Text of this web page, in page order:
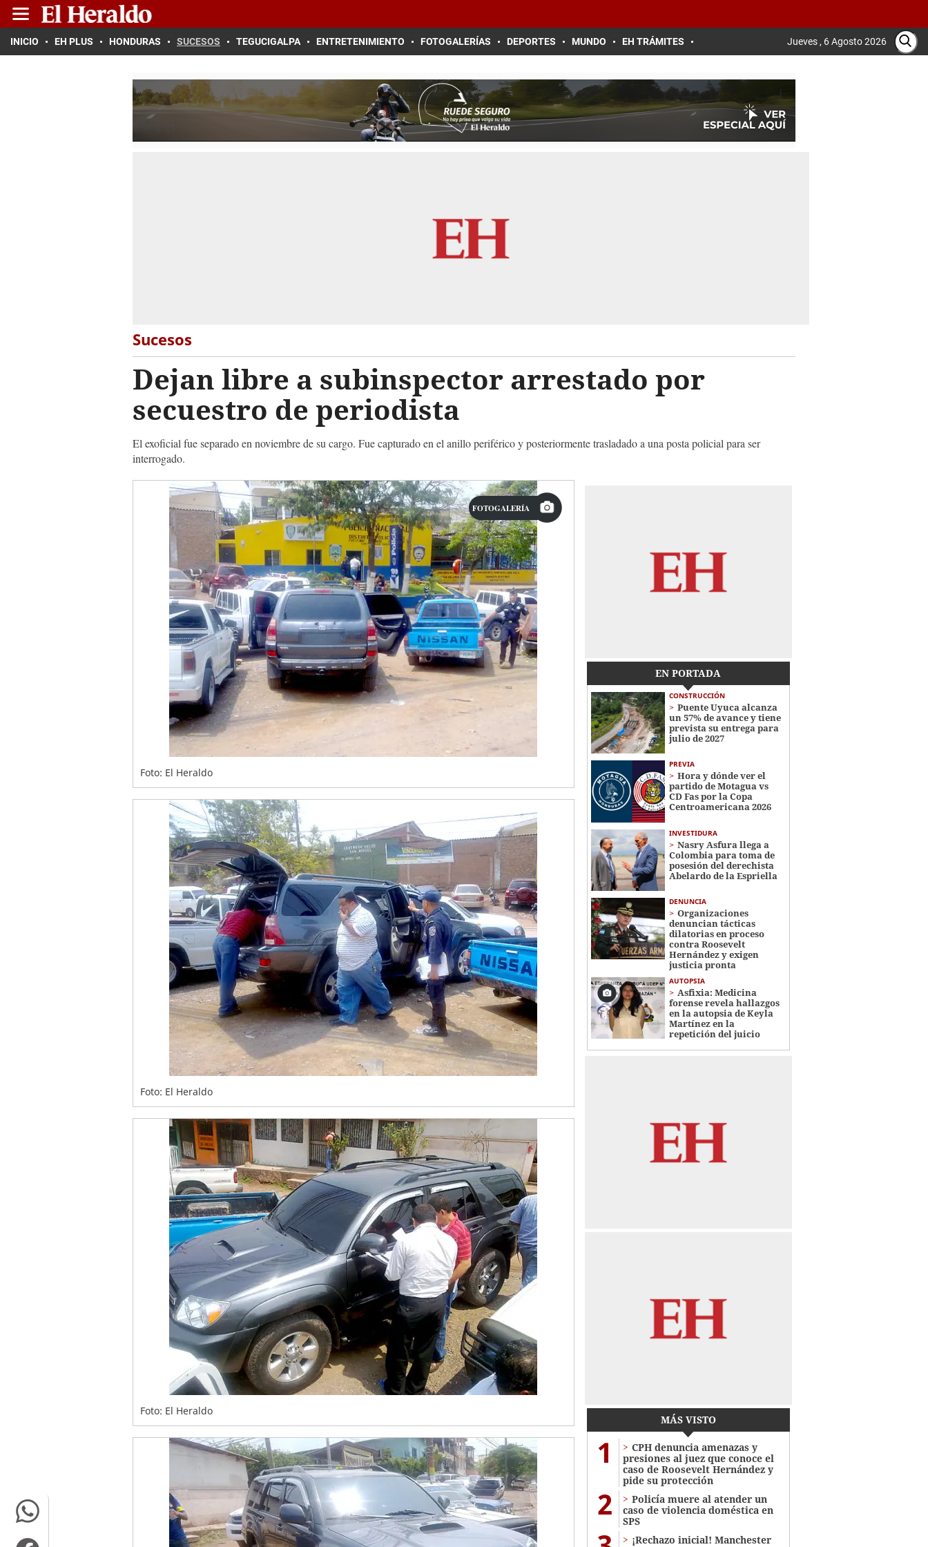
INICIO EH PLUS HONDURAS SUCESOS TEGUCIGALPA ENTRETENIMIENTO FOTOGALERÍAS DEPORTES MUNDO EH TRÁMITES Jueves , 6 Agosto 2026
Sucesos
Dejan libre a subinspector arrestado por
secuestro de periodista
El exoficial fue separado en noviembre de su cargo. Fue capturado en el anillo periférico y posteriormente trasladado a una posta policial para ser
interrogado.
FOTOGALERÍA
Foto: El Heraldo
Foto: El Heraldo
Foto: El Heraldo
EN PORTADA
CONSTRUCCIÓN
Puente Uyuca alcanza
un 57% de avance y tiene
prevista su entrega para
julio de 2027
PREVIA
Hora y dónde ver el
partido de Motagua vs
CD Fas por la Copa
Centroamericana 2026
INVESTIDURA
Nasry Asfura llega a
Colombia para toma de
posesión del derechista
Abelardo de la Espriella
DENUNCIA
Organizaciones
denuncian tácticas
dilatorias en proceso
contra Roosevelt
Hernández y exigen
justicia pronta
AUTOPSIA
Asfixia: Medicina
forense revela hallazgos
en la autopsia de Keyla
Martínez en la
repetición del juicio
MÁS VISTO
1
CPH denuncia amenazas y
presiones al juez que conoce el
caso de Roosevelt Hernández y
pide su protección
2
Policía muere al atender un
caso de violencia doméstica en
SPS
¡Rechazo inicial! Manchester